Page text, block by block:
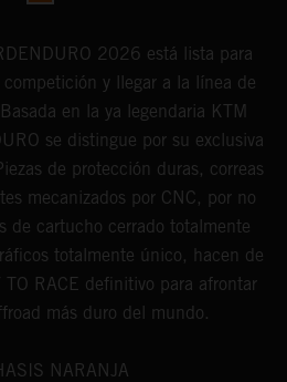
2026 está lista para
y llegar a la línea de
en la ya legendaria KTM
se distingue por su exclusiva
de protección duras, correas
mecanizados por CNC, por no
de cartucho cerrado totalmente
totalmente único, hacen de
TO RACE definitivo para afrontar
más duro del mundo.
NARANJA